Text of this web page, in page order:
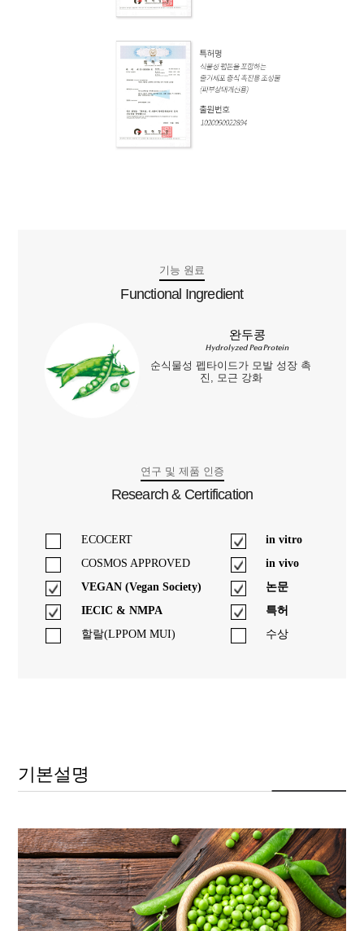
기능 원료
Functional Ingredient
완두콩
Hydrolyzed Pea Protein
순식물성 펩타이드가 모발 성장 촉
진, 모근 강화
연구 및 제품 인증
Research & Certification
ECOCERT
in vitro
COSMOS APPROVED
in vivo
VEGAN (Vegan Society)
논문
IECIC & NMPA
특허
할랄(LPPOM MUI)
수상
기본설명